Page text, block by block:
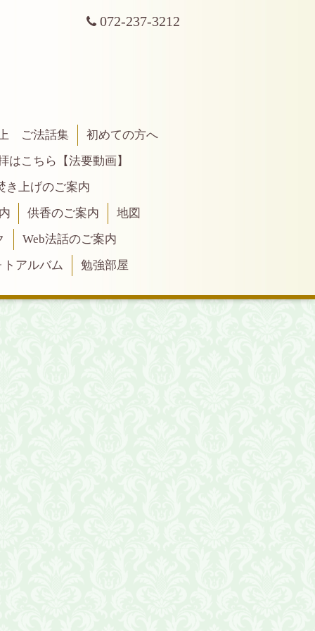
072-237-3212
ご法話集
初めての方へ
はこちら【法要動画】
き上げのご案内
供香のご案内
地図
Web法話のご案内
トアルバム
勉強部屋